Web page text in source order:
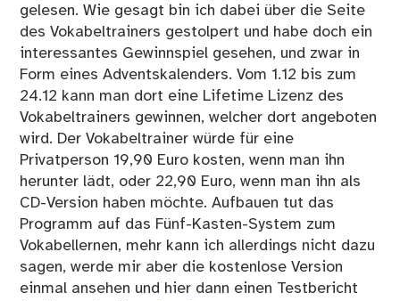
gelesen. Wie gesagt bin ich dabei über die Seite
des Vokabeltrainers gestolpert und habe doch ein
interessantes Gewinnspiel gesehen, und zwar in
Form eines Adventskalenders. Vom 1.12 bis zum
24.12 kann man dort eine Lifetime Lizenz des
Vokabeltrainers gewinnen, welcher dort angeboten
wird. Der Vokabeltrainer würde für eine
Privatperson 19,90 Euro kosten, wenn man ihn
herunter lädt, oder 22,90 Euro, wenn man ihn als
CD-Version haben möchte. Aufbauen tut das
Programm auf das Fünf-Kasten-System zum
Vokabellernen, mehr kann ich allerdings nicht dazu
sagen, werde mir aber die kostenlose Version
einmal ansehen und hier dann einen Testbericht